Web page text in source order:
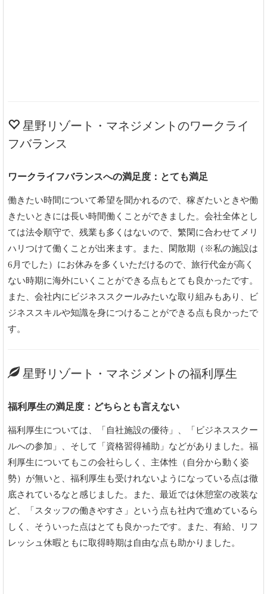
星野リゾート・マネジメントのワークライ
フバランス
ワークライフバランスへの満足度：とても満足
働きたい時間について希望を聞かれるので、稼ぎたいときや働
きたいときには長い時間働くことができました。会社全体とし
ては法令順守で、残業も多くはないので、繁閑に合わせてメリ
ハリつけて働くことが出来ます。また、閑散期（※私の施設は
6月でした）にお休みを多くいただけるので、旅行代金が高く
ない時期に海外にいくことができる点もとても良かったです。
また、会社内にビジネススクールみたいな取り組みもあり、ビ
ジネススキルや知識を身につけることができる点も良かったで
す。
星野リゾート・マネジメントの福利厚生
福利厚生の満足度：どちらとも言えない
福利厚生については、「自社施設の優待」、「ビジネススクー
ルへの参加」、そして「資格習得補助」などがありました。福
利厚生についてもこの会社らしく、主体性（自分から動く姿
勢）が無いと、福利厚生も受けれないようになっている点は徹
底されているなと感じました。また、最近では休憩室の改装な
ど、「スタッフの働きやすさ」という点も社内で進めているら
しく、そういった点はとても良かったです。また、有給、リフ
レッシュ休暇ともに取得時期は自由な点も助かりました。